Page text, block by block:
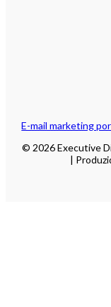
E-mail marketing
© 2026 Executive
|